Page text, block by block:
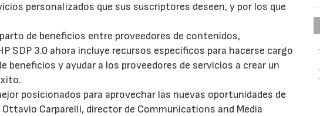
personalizados que sus suscriptores deseen, y por los que
de beneficios entre proveedores de contenidos,
SDP 3.0 ahora incluye recursos específicos para hacerse cargo
y ayudar a los proveedores de servicios a crear un
posicionados para aprovechar las nuevas oportunidades de
Ottavio Carparelli, director de Communications and Media